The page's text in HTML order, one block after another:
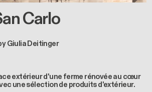
Carlo
Giulia Deitinger
extérieur d'une ferme rénovée au cœur
une sélection de produits d'extérieur.